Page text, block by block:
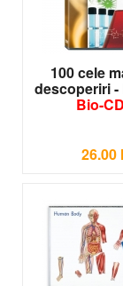
100 cele
descoperiri
Bio-
26.00